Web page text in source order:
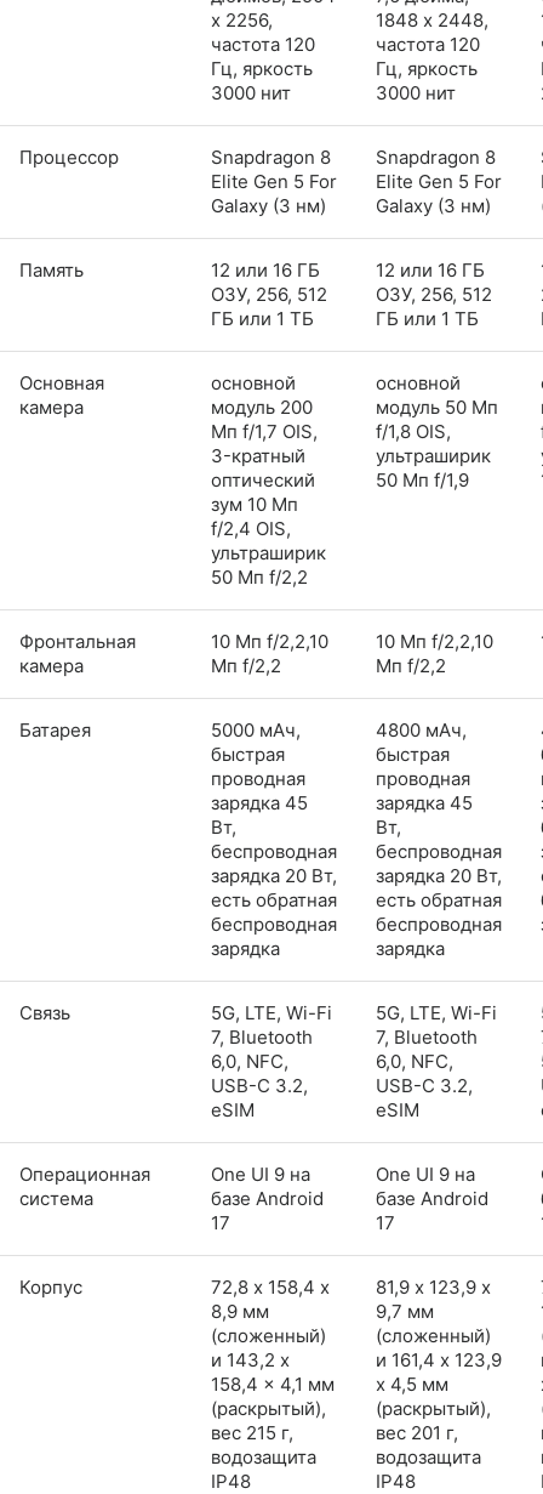
x 2256,
частота 120
Гц, яркость
3000 нит
1848 x 2448,
частота 120
Гц, яркость
3000 нит
Процессор
Snapdragon 8
Elite Gen 5 For
Galaxy (3 нм)
Snapdragon 8
Elite Gen 5 For
Galaxy (3 нм)
Память
12 или 16 ГБ
ОЗУ, 256, 512
ГБ или 1 ТБ
12 или 16 ГБ
ОЗУ, 256, 512
ГБ или 1 ТБ
Основная
камера
основной
модуль 200
Мп f/1,7 OIS,
3-кратный
оптический
зум 10 Мп
f/2,4 OIS,
ультраширик
50 Мп f/2,2
основной
модуль 50 Мп
f/1,8 OIS,
ультраширик
50 Мп f/1,9
Фронтальная
камера
10 Мп f/2,2,10
Мп f/2,2
10 Мп f/2,2,10
Мп f/2,2
Батарея
5000 мАч,
быстрая
проводная
зарядка 45
Вт,
беспроводная
зарядка 20 Вт,
есть обратная
беспроводная
зарядка
4800 мАч,
быстрая
проводная
зарядка 45
Вт,
беспроводная
зарядка 20 Вт,
есть обратная
беспроводная
зарядка
Связь
5G, LTE, Wi-Fi
7, Bluetooth
6,0, NFC,
USB-C 3.2,
eSIM
5G, LTE, Wi-Fi
7, Bluetooth
6,0, NFC,
USB-C 3.2,
eSIM
Операционная
система
One UI 9 на
базе Android
17
One UI 9 на
базе Android
17
Корпус
72,8 х 158,4 х
8,9 мм
(сложенный)
и 143,2 x
158,4 x 4,1 мм
(раскрытый),
вес 215 г,
водозащита
IP48
81,9 х 123,9 х
9,7 мм
(сложенный)
и 161,4 x 123,9
x 4,5 мм
(раскрытый),
вес 201 г,
водозащита
IP48